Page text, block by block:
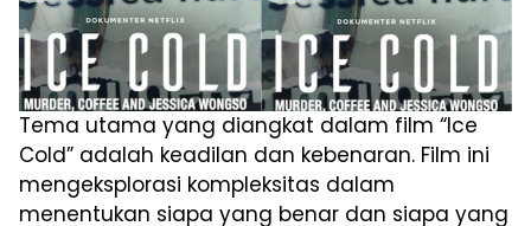
Tema utama yang diangkat dalam film “Ice
Cold” adalah keadilan dan kebenaran. Film ini
mengeksplorasi kompleksitas dalam
menentukan siapa yang benar dan siapa yang